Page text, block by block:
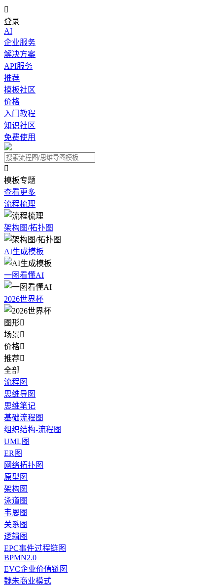

登录
AI
企业服务
解决方案
API服务
推荐
模板社区
价格
入门教程
知识社区
免费使用

模板专题
查看更多
流程梳理
架构图/拓扑图
AI生成模板
一图看懂AI
2026世界杯
图形
场景
价格
推荐
全部
流程图
思维导图
思维笔记
基础流程图
组织结构-流程图
UML图
ER图
网络拓扑图
原型图
架构图
泳道图
韦恩图
关系图
逻辑图
EPC事件过程链图
BPMN2.0
EVC企业价值链图
魏朱商业模式